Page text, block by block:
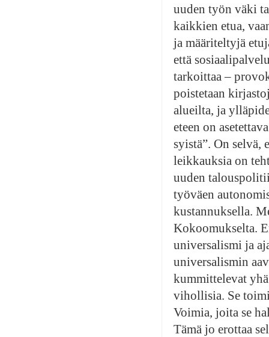
uuden työn väki
kaikkien etua,
ja määriteltyjä
että
tarkoittaa –
poistetaan
alueilta, ja
eteen on
syistä”. On selvä,
leikkauksia on
uuden
työväen
kustannuksella.
Kokoomukselta.
universalismi ja
universalismin
kummittelevat
vihollisia. Se
Voimia, joita se
Tämä jo erottaa